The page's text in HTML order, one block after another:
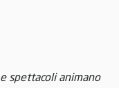
spettacoli animano